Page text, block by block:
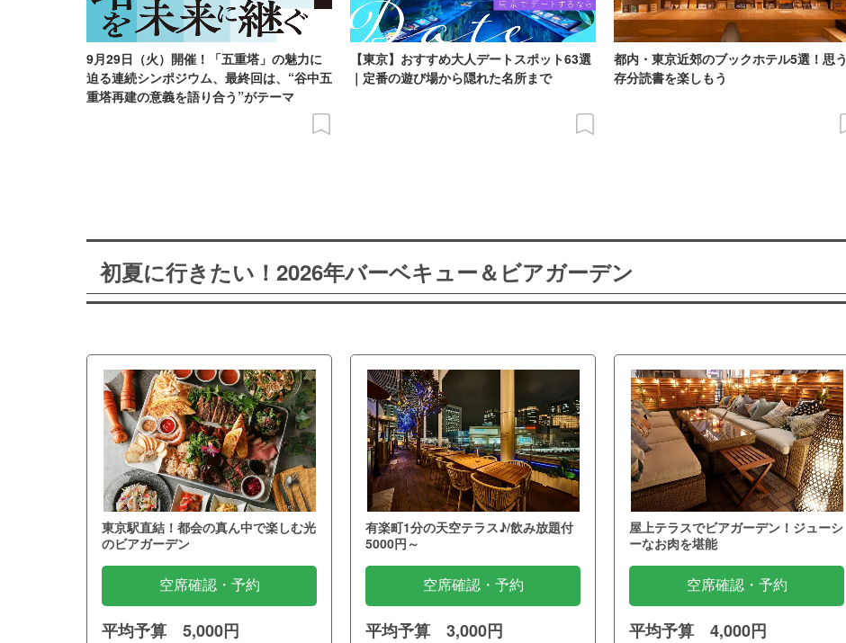
9月29日（火）開催！「五重塔」の魅力に
迫る連続シンポジウム、最終回は、“谷中五
重塔再建の意義を語り合う”がテーマ
【東京】おすすめ大人デートスポット63選
｜定番の遊び場から隠れた名所まで
都内・東京近郊のブックホテル5選！思う
存分読書を楽しもう
初夏に行きたい！2026年バーベキュー＆ビアガーデン
東京駅直結！都会の真ん中で楽しむ光
のビアガーデン
空席確認・予約
平均予算 5,000円
有楽町1分の天空テラス♪/飲み放題付
5000円～
空席確認・予約
平均予算 3,000円
屋上テラスでビアガーデン！ジューシ
ーなお肉を堪能
空席確認・予約
平均予算 4,000円